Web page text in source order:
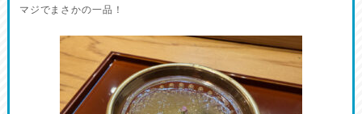
マジでまさかの一品！